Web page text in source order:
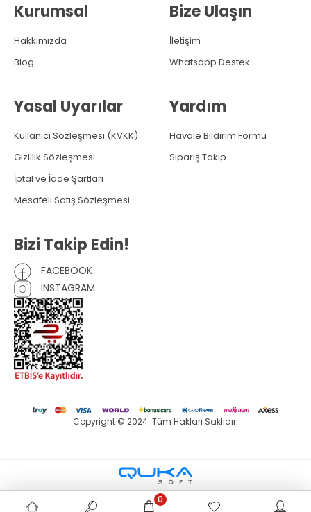
Kurumsal
Hakkımızda
Blog
Yasal Uyarılar
Kullanıcı Sözleşmesi (KVKK)
Gizlilik Sözleşmesi
İptal ve İade Şartları
Mesafeli Satış Sözleşmesi
Bize Ulaşın
İletişim
Whatsapp Destek
Yardım
Havale Bildirim Formu
Sipariş Takip
Bizi Takip Edin!
FACEBOOK
INSTAGRAM
Copyright © 2024. Tüm Hakları Saklıdır.
0